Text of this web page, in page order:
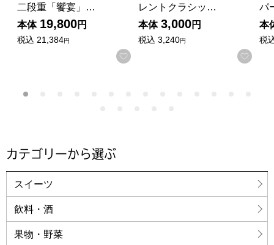
二段重「饗宴」…
本体 19,800円
税込 21,384円
お気に入りに登録する
レントクラシッ…
本体 3,000円
税込 3,240円
お気
パ
本
税
カテゴリーから選ぶ
スイーツ
飲料・酒
果物・野菜